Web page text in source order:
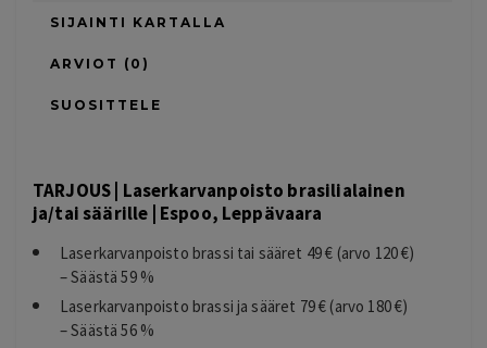
SIJAINTI KARTALLA
ARVIOT (0)
SUOSITTELE
TARJOUS | Laserkarvanpoisto brasilialainen
ja/tai säärille | Espoo, Leppävaara
Laserkarvanpoisto brassi tai sääret 49 € (arvo 120 €)
– Säästä 59 %
Laserkarvanpoisto brassi ja sääret 79 € (arvo 180 €)
– Säästä 56 %